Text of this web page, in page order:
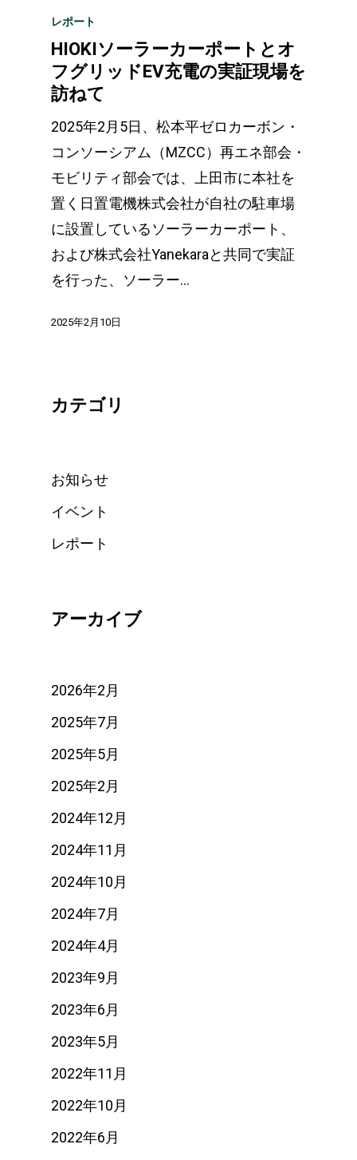
レポート
HIOKIソーラーカーポートとオ
フグリッドEV充電の実証現場を
訪ねて
2025年2月5日、松本平ゼロカーボン・
コンソーシアム（MZCC）再エネ部会・
モビリティ部会では、上田市に本社を
置く日置電機株式会社が自社の駐車場
に設置しているソーラーカーポート、
および株式会社Yanekaraと共同で実証
を行った、ソーラー…
2025年2月10日
カテゴリ
お知らせ
イベント
レポート
アーカイブ
2026年2月
2025年7月
2025年5月
2025年2月
2024年12月
2024年11月
2024年10月
2024年7月
2024年4月
2023年9月
2023年6月
2023年5月
2022年11月
2022年10月
2022年6月